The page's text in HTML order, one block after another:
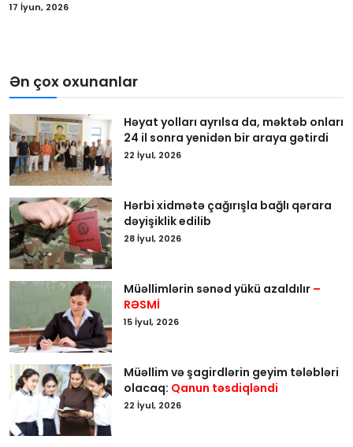
17 İyun, 2026
Ən çox oxunanlar
Həyat yolları ayrılsa da, məktəb onları
24 il sonra yenidən bir araya gətirdi
22 İyul, 2026
Hərbi xidmətə çağırışla bağlı qərara
dəyişiklik edilib
28 İyul, 2026
Müəllimlərin sənəd yükü azaldılır –
RƏSMİ
15 İyul, 2026
Müəllim və şagirdlərin geyim tələbləri
olacaq: Qanun təsdiqləndi
22 İyul, 2026